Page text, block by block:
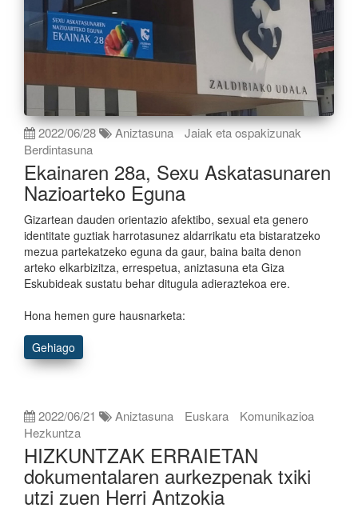
2022/06/28 Aniztasuna
Jaiak eta ospakizunak
Berdintasuna
Ekainaren 28a, Sexu Askatasunaren
Nazioarteko Eguna
Gizartean dauden orientazio afektibo, sexual eta genero
identitate guztiak harrotasunez aldarrikatu eta bistaratzeko
mezua partekatzeko eguna da gaur, baina baita denon
arteko elkarbizitza, errespetua, aniztasuna eta Giza
Eskubideak sustatu behar ditugula adieraztekoa ere.
Hona hemen gure hausnarketa:
Gehiago
2022/06/21 Aniztasuna Euskara
Komunikazioa
Hezkuntza
HIZKUNTZAK ERRAIETAN
dokumentalaren aurkezpenak txiki
utzi zuen Herri Antzokia